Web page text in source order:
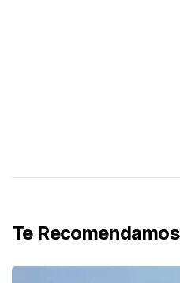
Te Recomendamos